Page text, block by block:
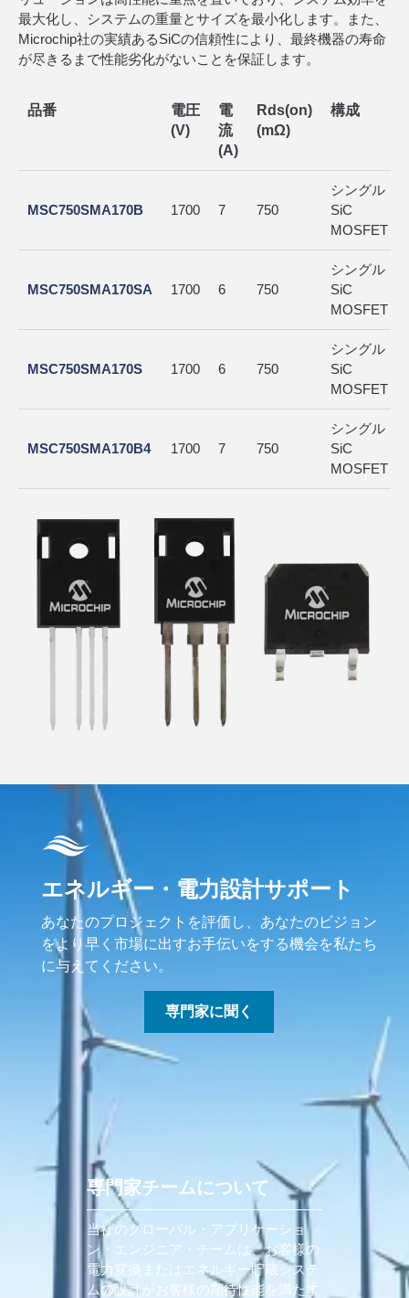
最大化し、システムの重量とサイズを最小化します。また、
Microchip社の実績あるSiCの信頼性により、最終機器の寿命
が尽きるまで性能劣化がないことを保証します。
品番
電圧
(V)
電
流
(A)
Rds(on)
(mΩ)
構成
MSC750SMA170B 1700 7 750
シングル
SiC
MOSFET
MSC750SMA170SA 1700 6 750
シングル
SiC
MOSFET
MSC750SMA170S 1700 6 750
シングル
SiC
MOSFET
MSC750SMA170B4 1700 7 750
シングル
SiC
MOSFET
エネルギー・電力設計サポート
あなたのプロジェクトを評価し、あなたのビジョン
をより早く市場に出すお手伝いをする機会を私たち
に与えてください。
専門家に聞く
専門家チームについて
当社のグローバル・アプリケーショ
ン・エンジニア・チームは、お客様の
電力変換またはエネルギー貯蔵システ
ムの設計がお客様の期待性能を満たす